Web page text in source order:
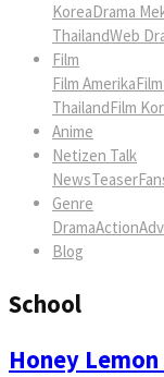
KoreaDrama
ThailandWeb
Film
Film Amerika
ThailandFilm
Anime
Netizen Talk
NewsTeaser
Genre
DramaAction
Blog
School
Honey